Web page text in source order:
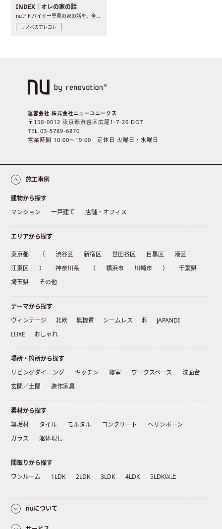
INDEX｜オレの家の話
nuアドバイザー早見の家の話を、全4話でお届け。リノベーションを..
リノベのアレコレ
運営会社 株式会社ニューユニークス
〒150-0012 東京都渋谷区広尾1-7-20 DOT
TEL 03-5789-6870
営業時間 10:00〜19:00 定休日 火曜日・水曜日
施工事例
建物から探す
マンション
一戸建て 店舗・オフィス
エリアから探す
東京都 （ 渋谷区 新宿区 世田谷区 目黒区
港区
江東区
） 神奈川県 （ 横浜市 川崎市 ）
千葉県
埼玉県
その他
テーマから探す
ヴィンテージ
北欧 無機質 シームレス 和
JAPANDI
LUXE
おしゃれ
場所・箇所から探す
リビングダイニング
キッチン 寝室 ワークスペース
洗面台
玄関／土間
造作家具
素材から探す
無垢材
タイル モルタル コンクリート
ヘリンボーン
ガラス
躯体現し
間取りから探す
ワンルーム
1LDK 2LDK 3LDK 4LDK 5LDK以上
nuについて